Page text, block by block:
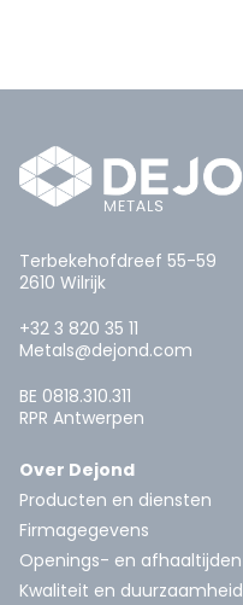
Terbekehofdreef 55-59
2610 Wilrijk
+32 3 820 35 11
Metals@dejond.com
BE 0818.310.311
RPR Antwerpen
Over Dejond
Producten en diensten
Firmagegevens
Openings- en afhaaltijden
Kwaliteit en duurzaamheid